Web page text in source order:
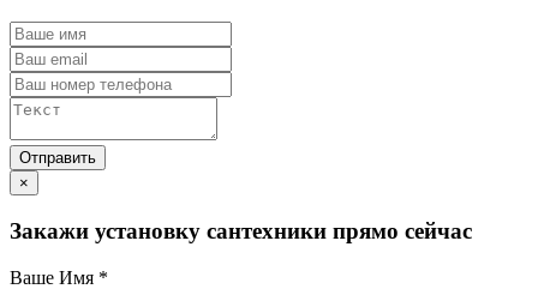
×
Закажи установку сантехники прямо сейчас
Ваше Имя *